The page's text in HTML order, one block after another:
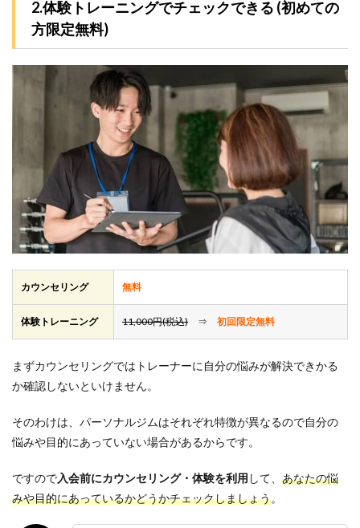
2.体験トレーニングでチェックできる (初めての
方限定無料)
カウンセリング 無料
体験トレーニング 11,000円(税込) ⇒ 初回限定無料
まずカウンセリングではトレーナーに自分の悩みが解決できかる
か確認しないといけません。
そのわけは、パーソナルジムはそれぞれ特徴が異なるので自分の
悩みや目的にあっていない場合があるからです。
ですので入会前にカウンセリング・体験を利用 して、 あなたの悩
みや目的にあっているかどうかチェックしましょう。